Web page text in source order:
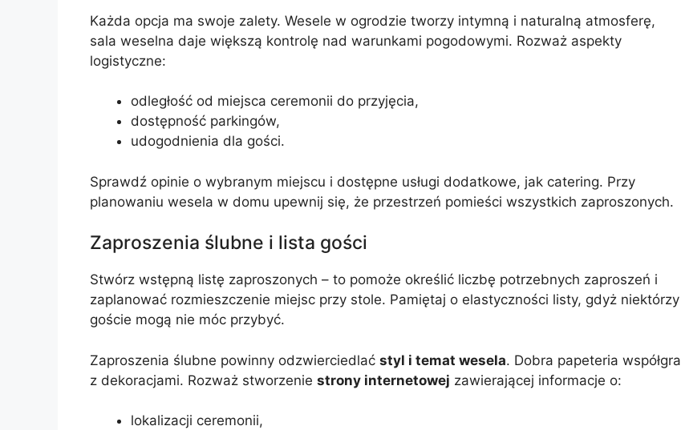
Każda opcja ma swoje zalety. Wesele w ogrodzie tworzy intymną i naturalną atmosferę,
sala weselna daje większą kontrolę nad warunkami pogodowymi. Rozważ aspekty
logistyczne:
odległość od miejsca ceremonii do przyjęcia,
dostępność parkingów,
udogodnienia dla gości.
Sprawdź opinie o wybranym miejscu i dostępne usługi dodatkowe, jak catering. Przy
planowaniu wesela w domu upewnij się, że przestrzeń pomieści wszystkich zaproszonych.
Zaproszenia ślubne i lista gości
Stwórz wstępną listę zaproszonych – to pomoże określić liczbę potrzebnych zaproszeń i
zaplanować rozmieszczenie miejsc przy stole. Pamiętaj o elastyczności listy, gdyż niektórzy
goście mogą nie móc przybyć.
Zaproszenia ślubne powinny odzwierciedlać styl i temat wesela. Dobra papeteria współgra
z dekoracjami. Rozważ stworzenie strony internetowej zawierającej informacje o:
lokalizacji ceremonii,